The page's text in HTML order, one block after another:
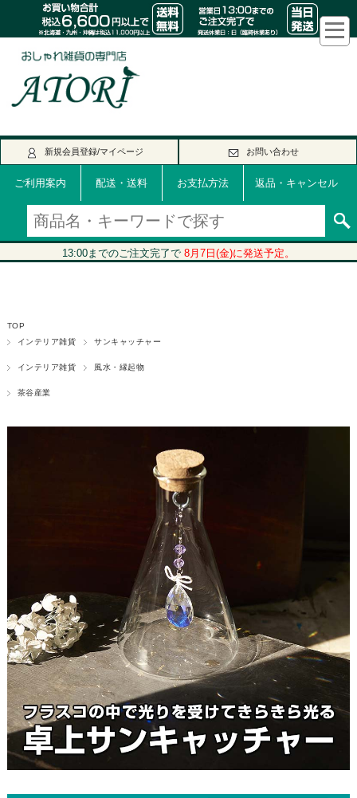
新規会員登録/マイページ お問い合わせ
ご利用案内 配送・送料 お支払方法 返品・キャンセル
TOP
インテリア雑貨
サンキャッチャー
インテリア雑貨 風水・縁起物
茶谷産業